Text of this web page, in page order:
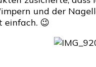
und der
einfach. 😉